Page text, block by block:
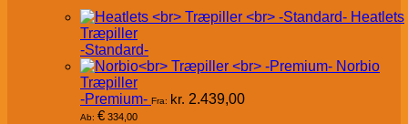
Heatlets
Træpiller
-Standard-
Norbio
Træpiller
-Premium- Fra: kr. 2.439,00
Ab: € 334,00